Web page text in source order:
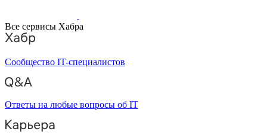
Все сервисы Хабра
Сообщество IT-специалистов
Ответы на любые вопросы об IT